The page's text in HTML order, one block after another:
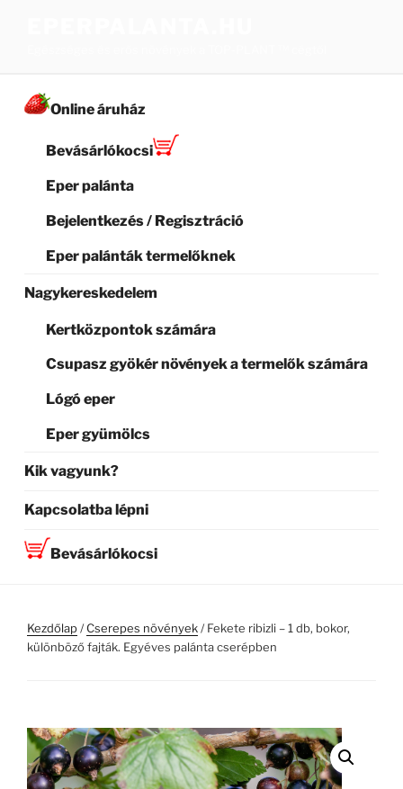
Online áruház
Bevásárlókocsi
Eper palánta
Bejelentkezés / Regisztráció
Eper palánták termelőknek
Nagykereskedelem
Kertközpontok számára
Csupasz gyökér növények a termelők számára
Lógó eper
Eper gyümölcs
Kik vagyunk?
Kapcsolatba lépni
Bevásárlókocsi
Kezdőlap/Cserepes növények/ Fekete ribizli – 1 db, bokor,
különböző fajták. Egyéves palánta cserépben